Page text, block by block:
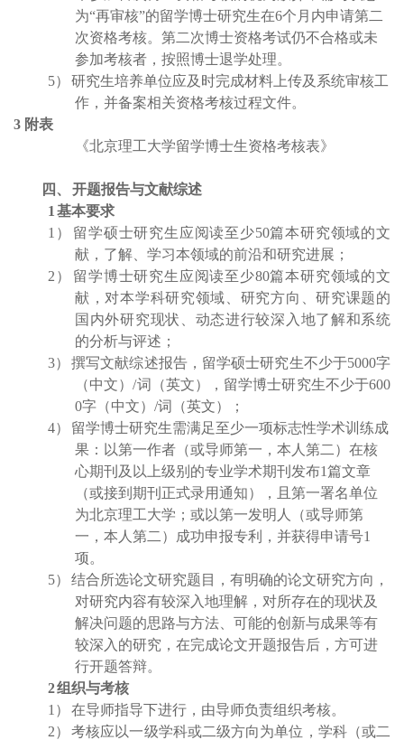
为“再审核”的留学博士研究生在6个月内申请第二
次资格考核。第二次博士资格考试仍不合格或未
参加考核者，按照博士退学处理。
5）
研究生培养单位应及时完成材料上传及系统审核工
作，并备案相关资格考核过程文件。
3 附表
《北京理工大学留学博士生资格考核表》
四、
开题报告与文献综述
1 基本要求
1 ） 留学硕士研究生应阅读至少50篇本研究领域的文
献，了解、学习本领域的前沿和研究进展；
2 ） 留学博士研究生应阅读至少80篇本研究领域的文
献，对本学科研究领域、研究方向、研究课题的
国内外研究现状、动态进行较深入地了解和系统
的分析与评述；
3） 撰写文献综述报告，留学硕士研究生不少于5000字
（中文）/词（英文），留学博士研究生不少于600
0字（中文）/词（英文）；
4）
留学博士研究生需满足至少一项标志性学术训练成
果：以第一作者（或导师第一，本人第二）在核
心期刊及以上级别的专业学术期刊发布1篇文章
（或接到期刊正式录用通知），且第一署名单位
为北京理工大学；或以第一发明人（或导师第
一，本人第二）成功申报专利，并获得申请号1
项。
5）
结合所选论文研究题目，有明确的论文研究方向，
对研究内容有较深入地理解，对所存在的现状及
解决问题的思路与方法、可能的创新与成果等有
较深入的研究，在完成论文开题报告后，方可进
行开题答辩。
2组织与考核
1 ）
在导师指导下进行，由导师负责组织考核。
2）
考核应以一级学科或二级方向为单位，学科（或二